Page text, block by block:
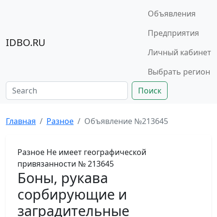
IDBO.RU
Объявления
Предприятия
Личный кабинет
Выбрать регион
Поиск
Главная Разное Объявление №213645
Разное Не имеет географической
привязанности № 213645
Боны, рукава
сорбирующие и
заградительные